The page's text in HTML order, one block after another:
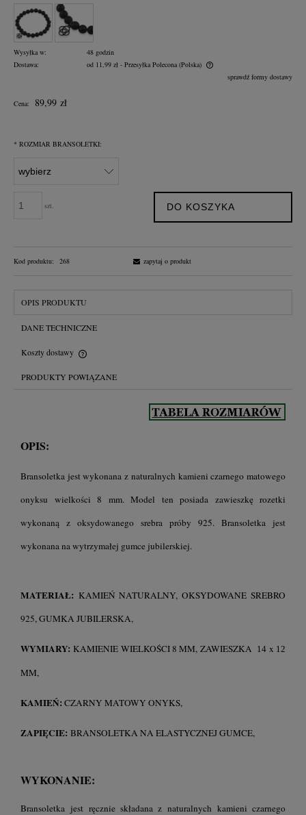
Wysyłka w:
48 godzin
Dostawa:
od 11,99 zł - Przesyłka Polecona (Polska)
sprawdź formy dostawy
Cena: 89,99 zł
* ROZMIAR BRANSOLETKI:
szt. DO KOSZYKA
Kod produktu: 268 zapytaj o produkt
OPIS PRODUKTU
DANE TECHNICZNE
Koszty dostawy
Cena nie zawiera ewentualnych kosztów płatności
PRODUKTY POWIĄZANE
OPIS:
Bransoletka jest wykonana z naturalnych kamieni czarnego matowego
onyksu wielkości 8 mm. Model ten posiada zawieszkę rozetki
wykonaną z oksydowanego srebra próby 925. Bransoletka jest
wykonana na wytrzymałej gumce jubilerskiej.
MATERIAŁ: KAMIEŃ NATURALNY, OKSYDOWANE SREBRO
925, GUMKA JUBILERSKA,
WYMIARY: KAMIENIE WIELKOŚCI 8 MM, ZAWIESZKA 14 x 12
MM,
KAMIEŃ: CZARNY MATOWY ONYKS,
ZAPIĘCIE: BRANSOLETKA NA ELASTYCZNEJ GUMCE,
WYKONANIE:
Bransoletka jest ręcznie składana z naturalnych kamieni czarnego